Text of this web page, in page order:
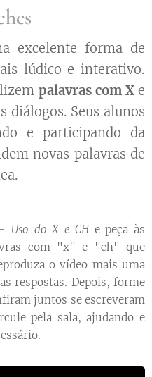
excelente forma de
lúdico e interativo.
palavras com Xe
diálogos. Seus alunos
e participando da
novas palavras de
Uso do X e CHe peça às
com "x" e "ch" que
o vídeo mais uma
respostas. Depois, forme
juntos se escreveram
pela sala, ajudando e